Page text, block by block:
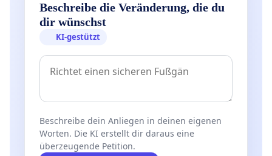
Beschreibe die Veränderung, die du
dir wünschst
KI-gestützt
Beschreibe dein Anliegen in deinen eigenen
Worten. Die KI erstellt dir daraus eine
überzeugende Petition.